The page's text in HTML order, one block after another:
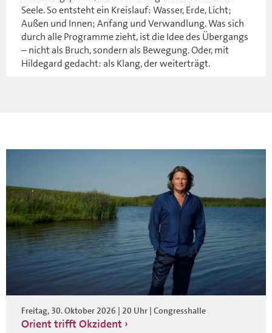
Seele. So entsteht ein Kreislauf: Wasser, Erde, Licht;
Außen und Innen; Anfang und Verwandlung. Was sich
durch alle Programme zieht, ist die Idee des Übergangs
– nicht als Bruch, sondern als Bewegung. Oder, mit
Hildegard gedacht: als Klang, der weiterträgt.
Freitag, 30. Oktober 2026 | 20 Uhr | Congresshalle
Orient trifft Okzident